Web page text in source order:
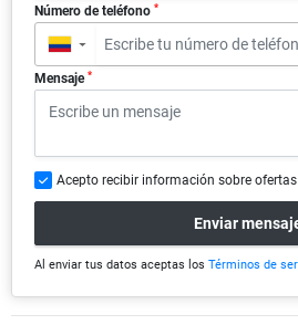
Número de teléfono *
▼
Mensaje *
Acepto recibir información sobre
Enviar
Al enviar tus datos aceptas los Términos de